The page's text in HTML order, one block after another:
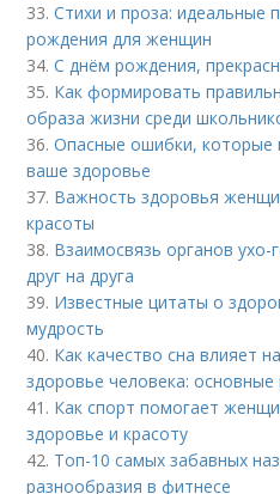
33.Стихи и проза: идеальные
рождения для женщин
34.С днём рождения,
35. Как формировать
образа жизни среди
36.Опасные ошибки, которые
ваше здоровье
37. Важность здоровья
красоты
38. Взаимосвязь органов
друг на друга
39. Известные цитаты о
мудрость
40. Как качество сна влияет
здоровье человека:
41. Как спорт помогает
здоровье и красоту
42. Топ-10 самых забавных
разнообразия в фитнесе